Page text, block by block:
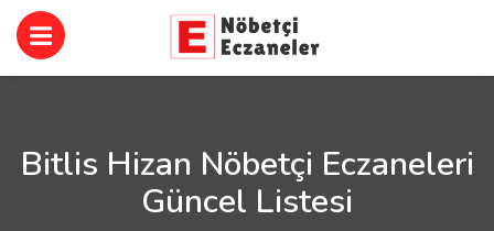
Bitlis Hizan Nöbetçi Eczaneleri
Güncel Listesi